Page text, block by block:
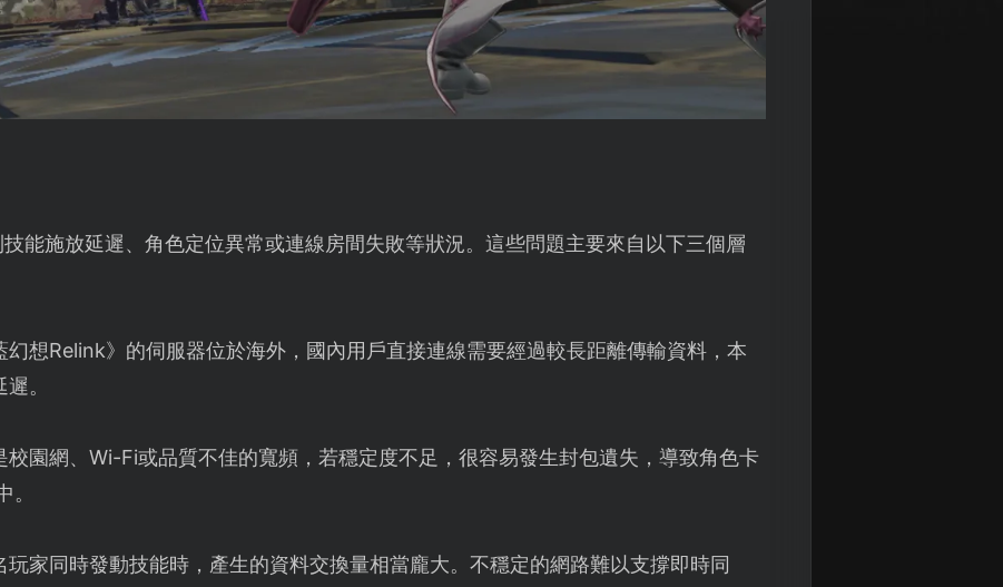
能施放延遲、角色定位異常或連線房間失敗等狀況。這些問題主要來自以下三個層
幻想Relink》的伺服器位於海外，國內用戶直接連線需要經過較長距離傳輸資料，本
。
校園網、Wi-Fi或品質不佳的寬頻，若穩定度不足，很容易發生封包遺失，導致角色卡
玩家同時發動技能時，產生的資料交換量相當龐大。不穩定的網路難以支撐即時同